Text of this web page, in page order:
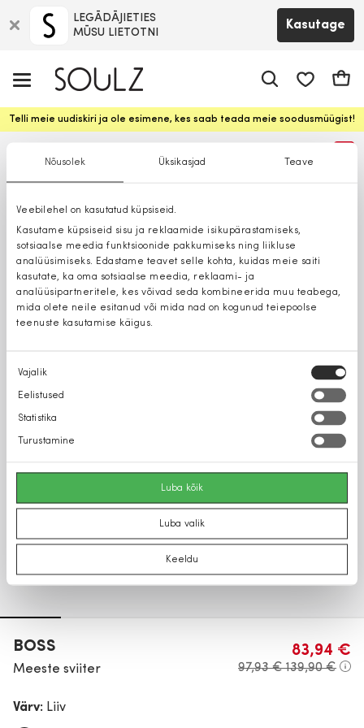
Nõusolek Üksikasjad Teave
Veebilehel on kasutatud küpsiseid.
Kasutame küpsiseid sisu ja reklaamide isikupärastamiseks,
sotsiaalse meedia funktsioonide pakkumiseks ning liikluse
analüüsimiseks. Edastame teavet selle kohta, kuidas meie saiti
kasutate, ka oma sotsiaalse meedia, reklaami- ja
analüüsipartneritele, kes võivad seda kombineerida muu teabega,
mida olete neile esitanud või mida nad on kogunud teiepoolse
teenuste kasutamise käigus.
Nõusoleku
valik
Vajalik
Eelistused
Statistika
Turustamine
Luba kõik
Luba valik
Keeldu
LEGĀDĀJIETIES
MŪSU LIETOTNI
Kasutage
Telli meie uudiskiri ja ole esimene, kes saab teada meie soodusmüügist!
BOSS
Meeste sviiter
83,94 €
97,93 €139,90 €
Värv: Liiv